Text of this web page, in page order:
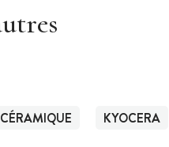
KYOCERA